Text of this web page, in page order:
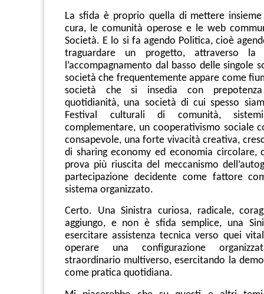
La sfida è proprio quella di mettere
cura, le comunità operose e le web
Società. E lo si fa agendo Politica, cioè
traguardare un progetto, attraverso la
l’accompagnamento dal basso delle singole
società che frequentemente appare come
società che si insedia con
quotidianità, una società di cui spesso
Festival culturali di comunità,
complementare, un cooperativismo sociale
consapevole, una forte vivacità creativa,
di sharing economy ed economia circolare,
prova più riuscita del meccanismo
partecipazione decidente come fattore
sistema organizzato.
Certo. Una Sinistra curiosa, radicale,
aggiungo, e non è sfida semplice, una
esercitare assistenza tecnica verso quei
operare una configurazione
straordinario multiverso, esercitando la
come pratica quotidiana.